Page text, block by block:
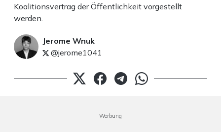
Koalitionsvertrag der Öffentlichkeit vorgestellt
werden.
Jerome Wnuk
@jerome1041
Werbung